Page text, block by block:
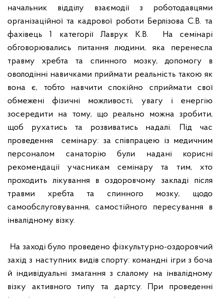
начальник відділу взаємодії з роботодавцями
організаційної та кадрової роботи Берлізова С.В. та
фахівець 1 категорії Лаврук К.В.
На семінарі
обговорювались питання людини, яка перенесла
травму хребта та спинного мозку, допомогу в
оволодінні навичками приймати реальність такою як
вона є, тобто навчити спокійно сприймати свої
обмежені фізичні можливості, увагу і енергію
зосередити на тому, що реально можна зробити,
щоб рухатись та розвиватись надалі. Під час
проведення
семінару: за співпрацею із медичним
персоналом санаторію були надані корисні
рекомендації учасникам семінару та тим, хто
проходить лікування в оздоровчому закладі після
травми хребта та спинного мозку, щодо
самообслуговування, самостійного пересування в
інвалідному візку.
На заході було проведено фізкультурно-оздоровчий
захід з наступних видів спорту: командні ігри з боча
й індивідуальні змагання з слалому на інвалідному
візку активного типу та дартсу. При проведенні